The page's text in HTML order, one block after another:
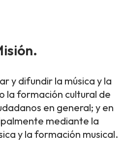
y difundir la música y la
la formación cultural de
en general; y en
mediante la
y la formación musical.